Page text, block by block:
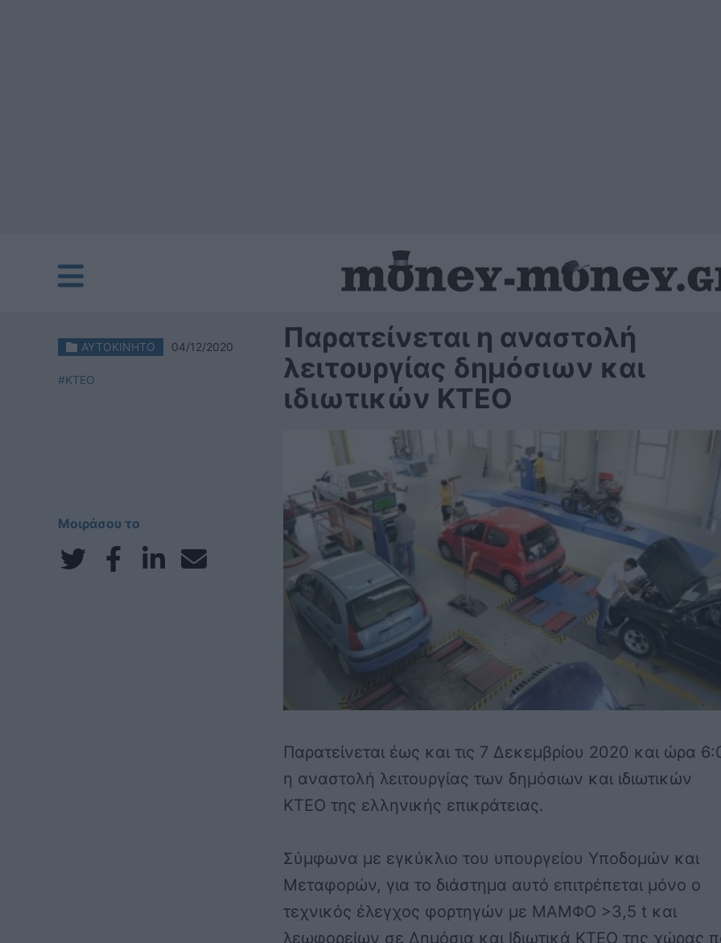
ΑΥΤΟΚΙΝΗΤΟ 04/12/2020
#ΚΤΕΟ
Μοιράσου το
Παρατείνεται η αναστολή
λειτουργίας δημόσιων και
ιδιωτικών ΚΤΕΟ
Παρατείνεται έως και τις 7 Δεκεμβρίου 2020 και ώρα
η αναστολή λειτουργίας των δημόσιων και ιδιωτικών
ΚΤΕΟ της ελληνικής επικράτειας.
Σύμφωνα με εγκύκλιο του υπουργείου Υποδομών και
Μεταφορών, για το διάστημα αυτό επιτρέπεται μόνο ο
τεχνικός έλεγχος φορτηγών με ΜΑΜΦΟ >3,5 t και
λεωφορείων σε Δημόσια και Ιδιωτικά ΚΤΕΟ της χώρας